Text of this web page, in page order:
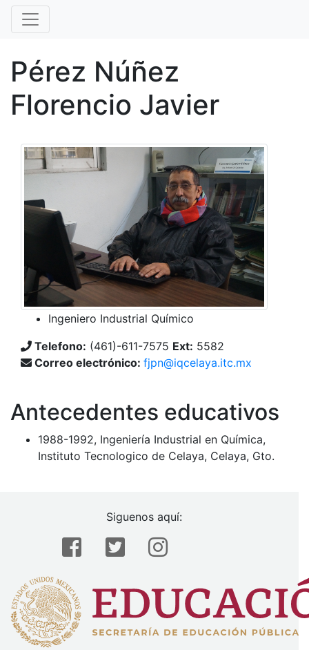
Pérez Núñez
Florencio Javier
Ingeniero Industrial Químico
Telefono: (461)-611-7575 Ext: 5582
Correo electrónico: fjpn@iqcelaya.itc.mx
Antecedentes educativos
1988-1992, Ingeniería Industrial en Química,
Instituto Tecnologico de Celaya, Celaya, Gto.
Siguenos aquí: